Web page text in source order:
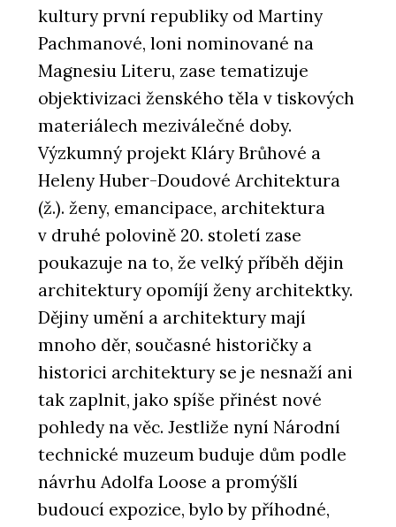
kultury první republiky od Martiny
Pachmanové, loni nominované na
Magnesiu Literu, zase tematizuje
objektivizaci ženského těla v tiskových
materiálech meziválečné doby.
Výzkumný projekt Kláry Brůhové a
Heleny Huber-Doudové Architektura
(ž.). ženy, emancipace, architektura
v druhé polovině 20. století zase
poukazuje na to, že velký příběh dějin
architektury opomíjí ženy architektky.
Dějiny umění a architektury mají
mnoho děr, současné historičky a
historici architektury se je nesnaží ani
tak zaplnit, jako spíše přinést nové
pohledy na věc. Jestliže nyní Národní
technické muzeum buduje dům podle
návrhu Adolfa Loose a promýšlí
budoucí expozice, bylo by příhodné,